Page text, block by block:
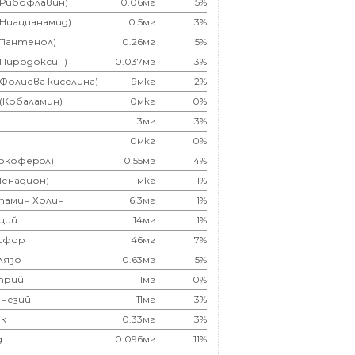
0.5мг
3%
0.26мг
5%
0.037мг
3%
киселина)
9мкг
2%
(Кобаламин)
0мкг
0%
3мг
3%
0мкг
0%
0.55мг
4%
1мкг
1%
Холин
6.3мг
1%
14мг
1%
46мг
7%
0.63мг
5%
1мг
0%
11мг
3%
0.33мг
3%
0.096мг
11%